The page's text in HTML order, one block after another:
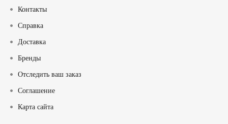
Контакты
Справка
Доставка
Бренды
Отследить ваш заказ
Соглашение
Карта сайта